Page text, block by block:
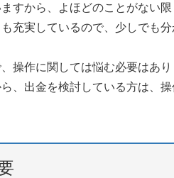
すから、よほどのことがない
充実しているので、少しでも
操作に関しては悩む必要はあり
、出金を検討している方は、操